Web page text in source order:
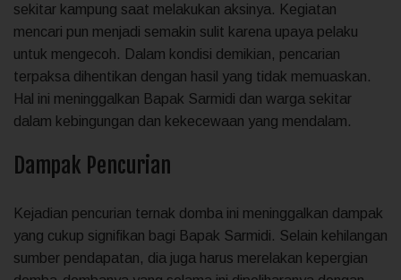
sekitar kampung saat melakukan aksinya. Kegiatan
mencari pun menjadi semakin sulit karena upaya pelaku
untuk mengecoh. Dalam kondisi demikian, pencarian
terpaksa dihentikan dengan hasil yang tidak memuaskan.
Hal ini meninggalkan Bapak Sarmidi dan warga sekitar
dalam kebingungan dan kekecewaan yang mendalam.
Dampak Pencurian
Kejadian pencurian ternak domba ini meninggalkan dampak
yang cukup signifikan bagi Bapak Sarmidi. Selain kehilangan
sumber pendapatan, dia juga harus merelakan kepergian